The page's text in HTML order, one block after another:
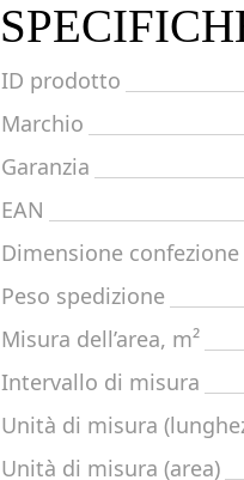
ID prodotto
Marchio
Garanzia
EAN
Dimensione confezione
Peso spedizione
Misura dell’area, m²
Intervallo di misura
Unità di misura
Unità di misura (area)